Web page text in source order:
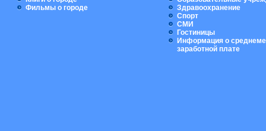
Фильмы о городе
Здравоохранение
Спорт
СМИ
Гостиницы
Информация о
заработной плате